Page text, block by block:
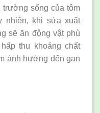
sống của tôm
nhiên, khi sứa xuất
sẽ ăn động vật phù
thu khoáng chất
ảnh hưởng đến gan